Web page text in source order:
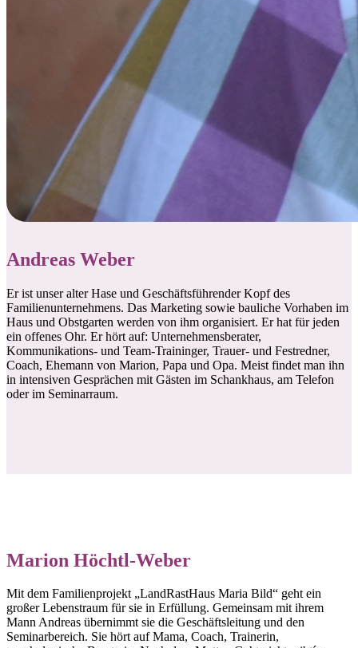
Andreas Weber
Er ist unser alter Hase und Geschäftsführender Kopf des
Familienunternehmens. Das Marketing sowie bauliche Vorhaben im
Haus und Obstgarten werden von ihm organisiert. Er hat für jeden
ein offenes Ohr. Er hört auf: Unternehmensberater,
Kommunikations- und Team-Traininger, Trauer- und Festredner,
Coach, Ehemann von Marion, Papa und Opa. Meist findet man ihn
in intensiven Gesprächen mit Gästen im Schankhaus, am Telefon
oder im Seminarraum.
Marion Höchtl-Weber
Mit dem Familienprojekt „LandRastHaus Maria Bild“ geht ein
großer Lebenstraum für sie in Erfüllung. Gemeinsam mit ihrem
Mann Andreas übernimmt sie die Geschäftsleitung und den
Seminarbereich. Sie hört auf Mama, Coach, Trainerin,